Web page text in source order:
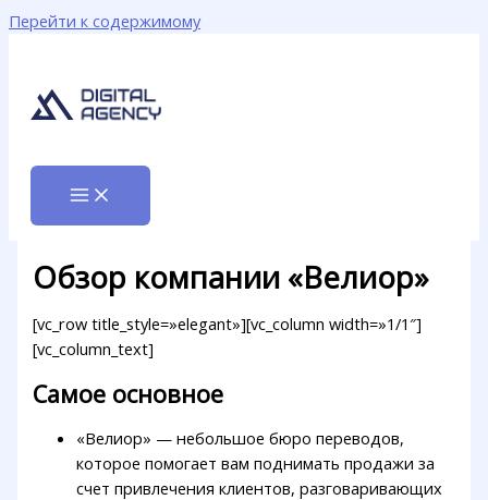
Перейти к содержимому
Обзор компании «Велиор»
[vc_row title_style=»elegant»][vc_column width=»1/1″]
[vc_column_text]
Самое основное
«Велиор» — небольшое бюро переводов,
которое помогает вам поднимать продажи за
счет привлечения клиентов, разговаривающих